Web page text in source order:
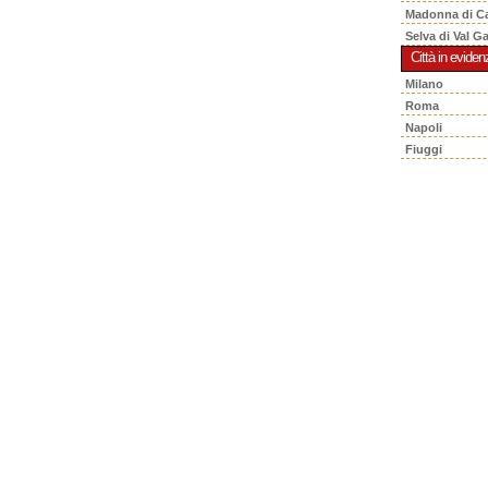
Madonna di
Selva di Val
Città in
Milano
Roma
Napoli
Fiuggi